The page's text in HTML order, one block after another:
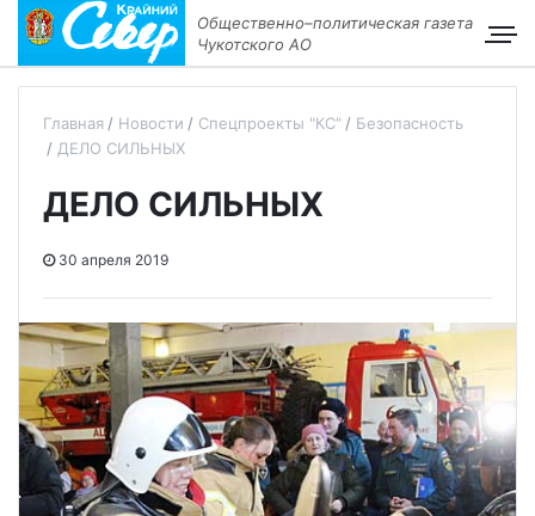
Общественно–политическая газета
Чукотского АО
Главная Новости Спецпроекты "КС"
Безопасность
ДЕЛО СИЛЬНЫХ
ДЕЛО СИЛЬНЫХ
30 апреля 2019